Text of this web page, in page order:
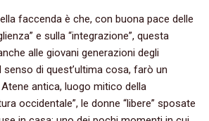
faccenda è che, con buona pace delle
e sulla “integrazione”, questa
alle giovani generazioni degli
senso di quest’ultima cosa, farò un
antica, luogo mitico della
occidentale”, le donne “libere” sposate